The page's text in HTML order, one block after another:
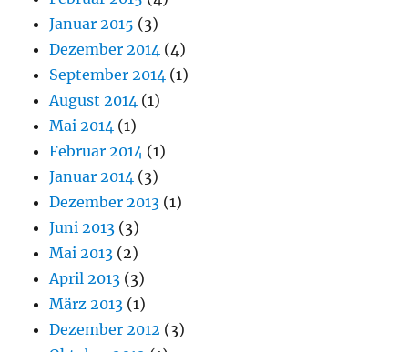
Januar 2015 (3)
Dezember 2014 (4)
September 2014 (1)
August 2014 (1)
Mai 2014 (1)
Februar 2014 (1)
Januar 2014 (3)
Dezember 2013 (1)
Juni 2013 (3)
Mai 2013 (2)
April 2013 (3)
März 2013 (1)
Dezember 2012 (3)